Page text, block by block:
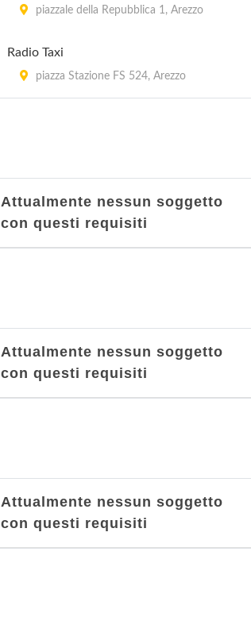
piazzale della Repubblica 1, Arezzo
Radio Taxi
piazza Stazione FS 524, Arezzo
Attualmente nessun soggetto
con questi requisiti
Attualmente nessun soggetto
con questi requisiti
Attualmente nessun soggetto
con questi requisiti